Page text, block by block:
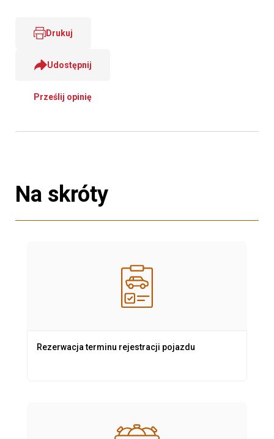
Drukuj
Udostępnij
Prześlij opinię
Na skróty
Rezerwacja terminu rejestracji pojazdu